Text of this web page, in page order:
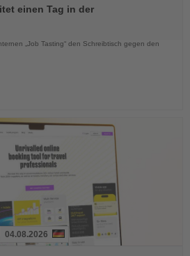
einen Tag in der
„Job Tasting“ den Schreibtisch gegen den
04.08.2026